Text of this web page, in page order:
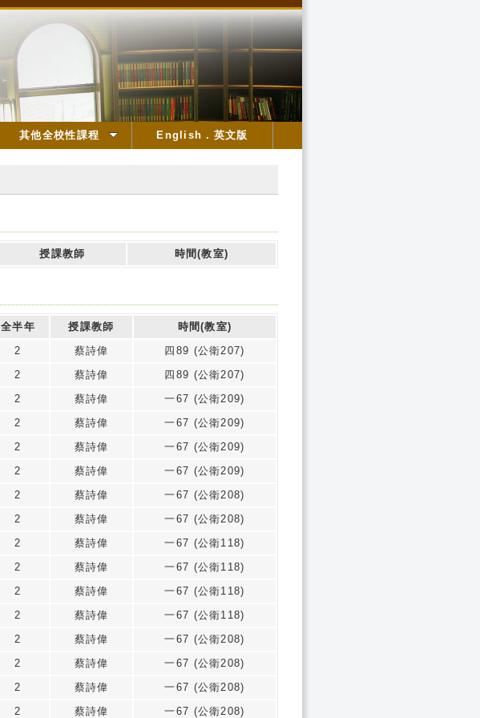
其他全校性課程 English．英文版
授課教師 時間(教室)
全半年 授課教師
時間(教室)
2 蔡詩偉
四89 (公衛207)
2 蔡詩偉
四89 (公衛207)
2 蔡詩偉
一67 (公衛209)
2 蔡詩偉
一67 (公衛209)
2 蔡詩偉
一67 (公衛209)
2 蔡詩偉
一67 (公衛209)
2 蔡詩偉
一67 (公衛208)
2 蔡詩偉
一67 (公衛208)
2 蔡詩偉
一67 (公衛118)
2 蔡詩偉
一67 (公衛118)
2 蔡詩偉
一67 (公衛118)
2 蔡詩偉
一67 (公衛118)
2 蔡詩偉
一67 (公衛208)
2 蔡詩偉
一67 (公衛208)
2 蔡詩偉
一67 (公衛208)
2 蔡詩偉 一67 (公衛208)